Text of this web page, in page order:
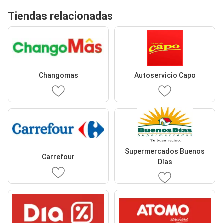
Tiendas relacionadas
Changomas Autoservicio Capo
Carrefour
Supermercados Buenos
Días